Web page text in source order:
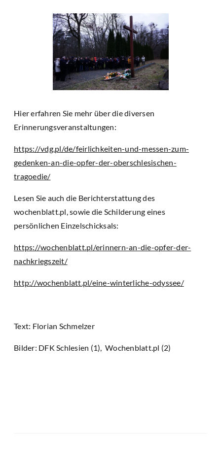
Hier erfahren Sie mehr über die diversen
Erinnerungsveranstaltungen:
https://vdg.pl/de/feirlichkeiten-und-messen-zum-
gedenken-an-die-opfer-der-oberschlesischen-
tragoedie/
Lesen Sie auch die Berichterstattung des
wochenblatt.pl, sowie die Schilderung eines
persönlichen Einzelschicksals:
https://wochenblatt.pl/erinnern-an-die-opfer-der-
nachkriegszeit/
http://wochenblatt.pl/eine-winterliche-odyssee/
Text: Florian Schmelzer
Bilder: DFK Schlesien (1), Wochenblatt.pl (2)